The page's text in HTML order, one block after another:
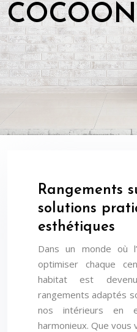
Rangements
solutions
esthétiques
Dans un monde où
optimiser chaque
habitat est
rangements adaptés
nos intérieurs en
harmonieux. Que vous